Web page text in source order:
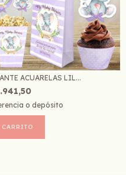
ACUARELAS LIL...
o depósito